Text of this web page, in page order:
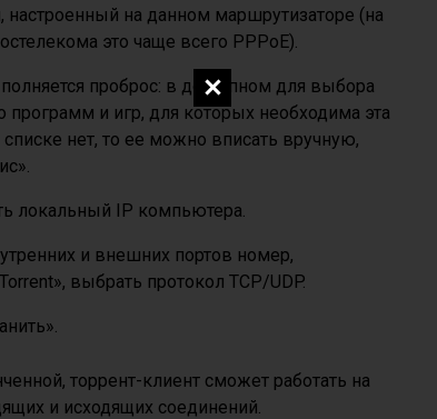
на данном маршрутизаторе (на
это чаще всего PPPoE).
проброс: в доступном для выбора
и игр, для которых необходима эта
нет, то ее можно вписать вручную,
локальный IP компьютера.
и внешних портов номер,
выбрать протокол TCP/UDP.
торрент-клиент сможет работать на
и исходящих соединений.